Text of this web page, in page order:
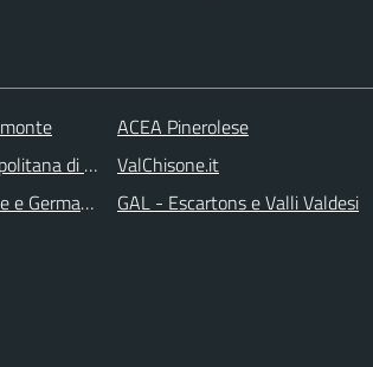
di Torino
e Germanasca
ACEA Pinerolese
ValChisone.it
GAL - Escartons e Valli Valdesi